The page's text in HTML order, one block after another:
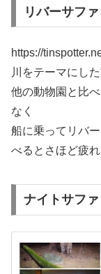
リバーサファ
https://
川をテーマにし
他の動物園と比
なく
船に乗ってリバ
べるとさほど疲れ
ナイトサファ